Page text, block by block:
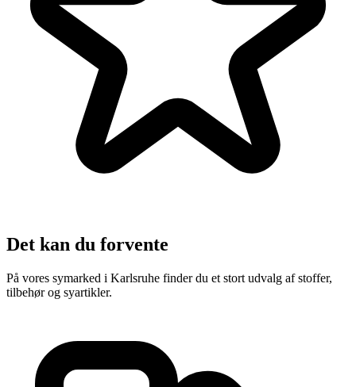
Det kan du forvente
På vores symarked i Karlsruhe finder du et stort udvalg af stoffer,
tilbehør og syartikler.